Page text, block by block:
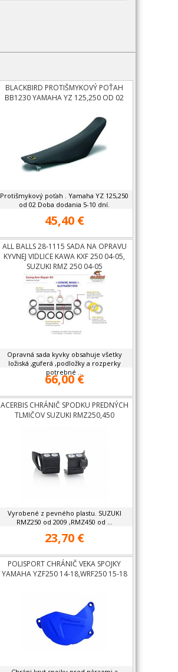
BLACKBIRD PROTIŠMYKOVÝ POŤAH
BB1230 YAMAHA YZ 125,250 OD 02
Protišmykový poťah . Yamaha YZ 125,250
od 02 Doba dodania 5-10 dní.
45,40 €
ALL BALLS 28-1115 SADA NA OPRAVU
KYVNEJ VIDLICE KAWA KXF 250 04-05,
SUZUKI RMZ 250 04-05
Opravná sada kyvky obsahuje všetky
ložiská ,guferá ,podložky a rozperky
potrebné ...
66,00 €
ACERBIS CHRÁNIČ SPODKU PREDNÝCH
TLMIČOV SUZUKI RMZ250,450
Vyrobené z pevného plastu. SUZUKI
RMZ250 od 2009 ,RMZ450 od ...
23,70 €
POLISPORT CHRÁNIČ VEKA SPOJKY
YAMAHA YZF250 14-18,WRF250 15-18